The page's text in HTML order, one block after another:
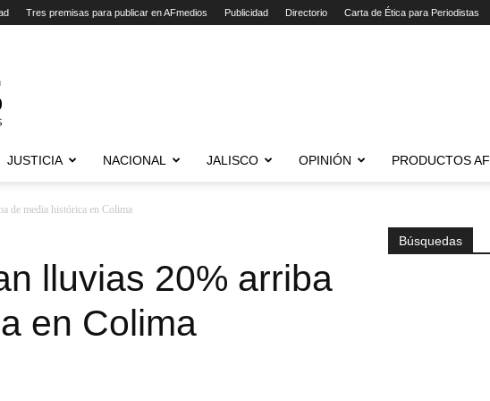
Tres premisas para publicar en AFmedios Publicidad Directorio Carta de Ética para Periodistas
JUSTICIA NACIONAL JALISCO OPINIÓN PRODUCTOS AF
de media histórica en Colima
lluvias 20% arriba
en Colima
Búsquedas